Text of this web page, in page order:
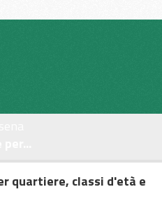
quartiere, classi d'età e